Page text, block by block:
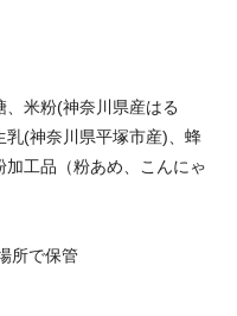
米粉(神奈川県産はる
(神奈川県平塚市産)、蜂
工品（粉あめ、こんにゃ
所で保管